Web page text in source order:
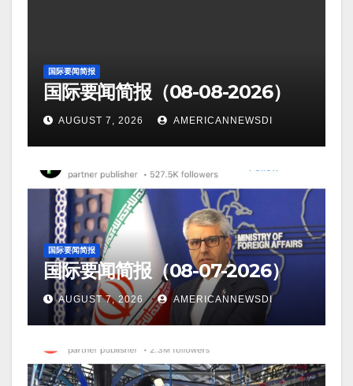
国际要闻简报
国际要闻简报（08-08-2026）
AUGUST 7, 2026 AMERICANNEWSDI
国际要闻简报
国际要闻简报（08-07-2026）
AUGUST 7, 2026 AMERICANNEWSDI